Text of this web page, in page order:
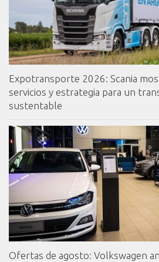
Expotransporte 2026: Scania
servicios y estrategia para un
sustentable
Ofertas de agosto: Volkswagen